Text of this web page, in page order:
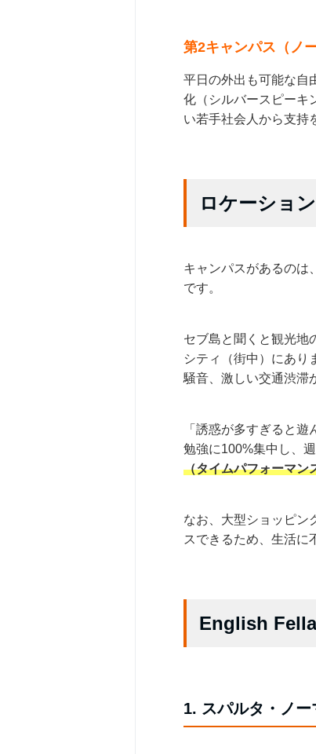
第2キャンパス（ノ
平日の外出も可能な自
化（シルバースピーキ
い若手社会人から支持
ロケーション
キャンパスがあるのは
です。
セブ島と聞くと観光地
シティ（街中）にあり
騒音、激しい交通渋滞
「誘惑が多すぎると
勉強に100%集中し、
（タイムパフォーマン
なお、大型ショッピン
スできるため、生活に
English
1. スパルタ・ノ